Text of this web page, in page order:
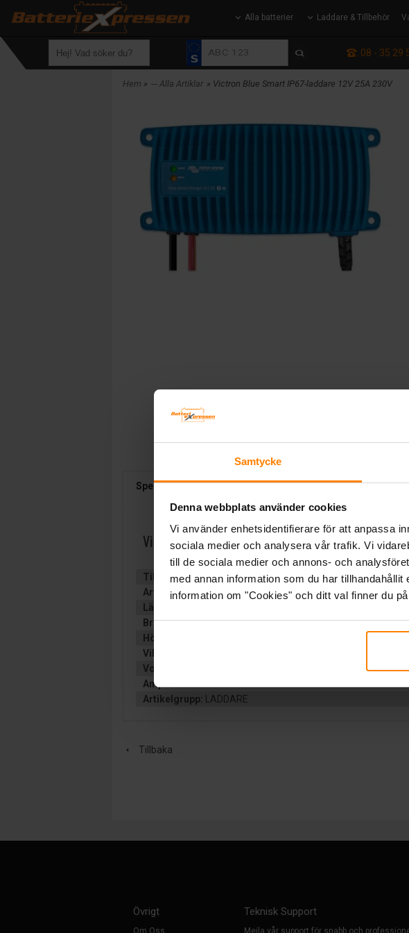
Samtycke
Denna webbplats använder cookies
Vi använder enhetsidentifierare för att anpassa
sociala medier och analysera vår trafik. Vi
till de sociala medier och annons- och
med annan information som du har
information om "Cookies" och ditt val finner du
Alla batterier Laddare & Tillbehör
: 08 - 35 29
Hem » --- Alla Artiklar » Victron Blue Smart IP67-laddare 12V 25A 230V
Specifikation Beskrivning Dokument (1)
Victron Blue Smart IP67-laddare 12V 25A 230V
Tillverkare:VICTRON ENERGY
Artikelnummer:BPC122547006
Längd (mm):
Bredd (mm):65
Höjd (mm):
Vikt:
Volt:
Ampere:
Artikelgrupp: LADDARE
Tillbaka
Övrigt
Om Oss
Teknisk Support
Mejla vår support för snabb och